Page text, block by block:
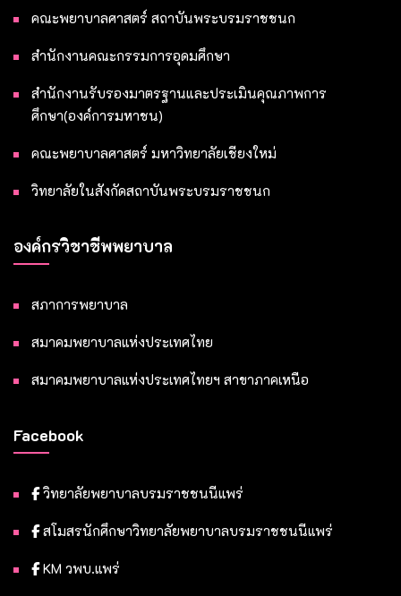
คณะพยาบาลศาสตร์ สถาบันพระบรมราชชนก
สำนักงานคณะกรรมการอุดมศึกษา
สำนักงานรับรองมาตรฐานและประเมินคุณภาพการ
ศึกษา(องค์การมหาชน)
คณะพยาบาลศาสตร์ มหาวิทยาลัยเชียงใหม่
วิทยาลัยในสังกัดสถาบันพระบรมราชชนก
องค์กรวิชาชีพพยาบาล
สภาการพยาบาล
สมาคมพยาบาลแห่งประเทศไทย
สมาคมพยาบาลแห่งประเทศไทยฯ สาขาภาคเหนือ
Facebook
วิทยาลัยพยาบาลบรมราชชนนีแพร่
สโมสรนักศึกษาวิทยาลัยพยาบาลบรมราชชนนีแพร่
KM วพบ.แพร่